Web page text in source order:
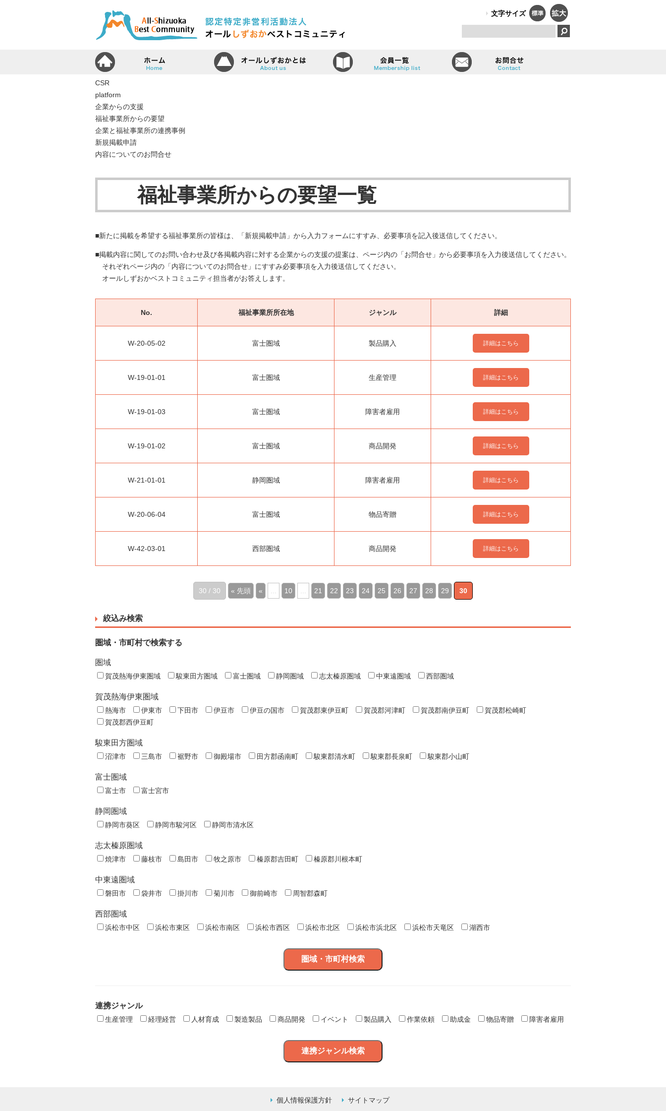
認定特定非営利活動法人（NPO法人）オールしずおかは、障害のある人のはたらく笑顔で、福祉と
文字サイズ
ホーム オールしずおかベストコミュニティとは会員一覧
CSR
platform
企業からの支援
福祉事業所からの要望
企業と福祉事業所の連携事例
新規掲載申請
内容についてのお問合せ
福祉事業所からの要望一覧
新たに掲載を希望する福祉事業所の皆様は、「新規掲載申請」から入力フォームにすすみ、必要事項を記入後送信してください。
掲載内容に関してのお問い合わせ及び各掲載内容に対する企業からの支援の提案は、ページ内の「お問合せ」から必要事項を入力後送信してください。
それぞれページ内の「内容についてのお問合せ」にすすみ必要事項を入力後送信してください。
オールしずおかベストコミュニティ担当者がお答えします。
No. 福祉事業所所在地 ジャンル 詳細
W-20-05-02 富士圏域 製品購入 詳細はこちら
W-19-01-01 富士圏域 生産管理 詳細はこちら
W-19-01-03 富士圏域 障害者雇用 詳細はこちら
W-19-01-02 富士圏域 商品開発 詳細はこちら
W-21-01-01 静岡圏域 障害者雇用 詳細はこちら
W-20-06-04 富士圏域 物品寄贈 詳細はこちら
W-42-03-01 西部圏域 商品開発 詳細はこちら
30 / 30 « 先頭 « 10 21 22 23 24 25 26 27 28 29 30
絞込み検索
圏域・市町村で検索する
圏域
賀茂熱海伊東圏域 駿東田方圏域 富士圏域 静岡圏域 志太榛原圏域 中東遠圏域 西部圏域
賀茂熱海伊東圏域
熱海市 伊東市 下田市 伊豆市 伊豆の国市 賀茂郡東伊豆町 賀茂郡河津町 賀茂郡南伊豆町
賀茂郡松崎町
賀茂郡西伊豆町
駿東田方圏域
沼津市 三島市 裾野市 御殿場市 田方郡函南町 駿東郡清水町 駿東郡長泉町 駿東郡小山町
富士圏域
富士市 富士宮市
静岡圏域
静岡市葵区 静岡市駿河区 静岡市清水区
志太榛原圏域
焼津市 藤枝市 島田市 牧之原市 榛原郡吉田町 榛原郡川根本町
中東遠圏域
磐田市 袋井市 掛川市 菊川市 御前崎市 周智郡森町
西部圏域
浜松市中区 浜松市東区 浜松市南区 浜松市西区 浜松市北区 浜松市浜北区 浜松市天竜区 湖西市
連携ジャンル
生産管理 経理経営 人材育成 製造製品 商品開発 イベント 製品購入 作業依頼 助成金 物品寄贈 障害者雇用
個人情報保護方針 サイトマップ